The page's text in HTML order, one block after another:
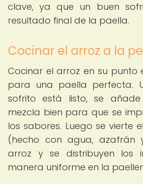
clave, ya que un buen
resultado final de la paella.
Cocinar el arroz a la
Cocinar el arroz en su punto
para una paella perfecta.
sofrito está listo, se
mezcla bien para que se
los sabores. Luego se vierte
(hecho con agua, azafrán
arroz y se distribuyen los
manera uniforme en la